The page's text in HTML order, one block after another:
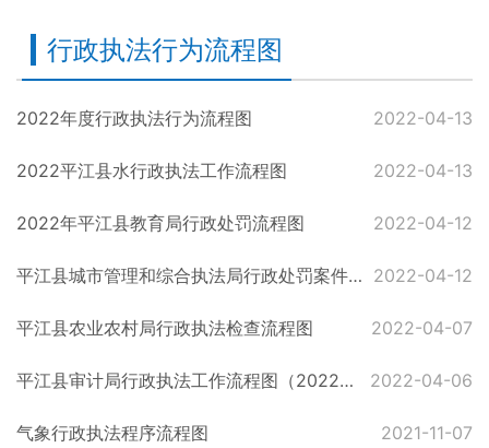
行政执法行为流程图
2022年度行政执法行为流程图 2022-04-13
2022平江县水行政执法工作流程图 2022-04-13
2022年平江县教育局行政处罚流程图 2022-04-12
平江县城市管理和综合执法局行政处罚案件办理流程图 2022-04-12
平江县农业农村局行政执法检查流程图 2022-04-07
平江县审计局行政执法工作流程图（2022年） 2022-04-06
气象行政执法程序流程图 2021-11-07